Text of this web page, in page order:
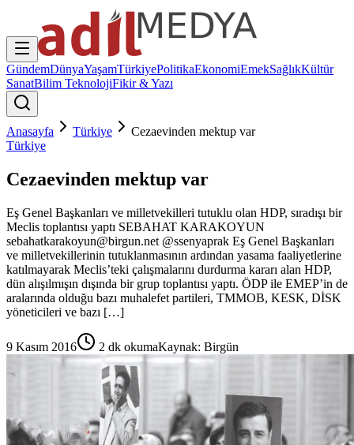
GündemDünyaYaşamTürkiyePolitikaEkonomiEmekSağlıkKültür
SanatBilim TeknolojiFikir & Yazı
Anasayfa Türkiye
Cezaevinden mektup var
Türkiye
Cezaevinden mektup var
Eş Genel Başkanları ve milletvekilleri tutuklu olan HDP, sıradışı bir
Meclis toplantısı yaptı SEBAHAT KARAKOYUN
sebahatkarakoyun@birgun.net @ssenyaprak Eş Genel Başkanları
ve milletvekillerinin tutuklanmasının ardından yasama faaliyetlerine
katılmayarak Meclis’teki çalışmalarını durdurma kararı alan HDP,
dün alışılmışın dışında bir grup toplantısı yaptı. ÖDP ile EMEP’in de
aralarında olduğu bazı muhalefet partileri, TMMOB, KESK, DİSK
yöneticileri ve bazı […]
9 Kasım 2016 2 dk okumaKaynak: Birgün